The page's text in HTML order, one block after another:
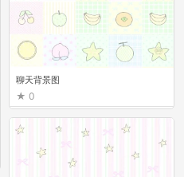
聊天背景图
0